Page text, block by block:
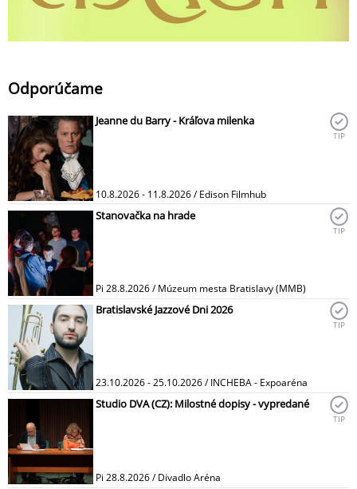
Odporúčame
Jeanne du Barry - Kráľova milenka
10.8.2026 - 11.8.2026 / Edison Filmhub
TIP
Stanovačka na hrade
Pi 28.8.2026 / Múzeum mesta Bratislavy (MMB)
TIP
Bratislavské Jazzové Dni 2026
23.10.2026 - 25.10.2026 / INCHEBA - Expoaréna
TIP
Studio DVA (CZ): Milostné dopisy - vypredané
Pi 28.8.2026 / Divadlo Aréna
TIP